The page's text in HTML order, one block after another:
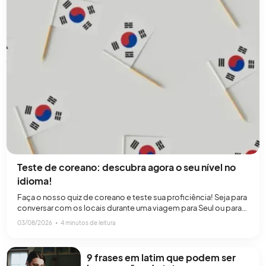
Teste de coreano: descubra agora o seu nível no
idioma!
Faça o nosso quiz de coreano e teste sua proficiência! Seja para
conversar com os locais durante uma viagem para Seul ou para
assistir a um K-drama popular, ser capaz de entender e falar
abrir muitas portas pessoais, acadêmicas[…]
03/08/2026 ∙ 4 minutos de leitura
9 frases em latim que podem ser